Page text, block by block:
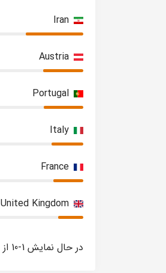
Iran
Austria
Portugal
Italy
France
United Kingdom
در حال نمایش 1-10 از 57